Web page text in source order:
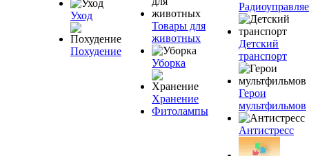
Уход
Похудение
Товары для
животных
Уборка
Хранение
Фитолампы
Детский
транспорт
Герои
мультфильмов
Антистресс